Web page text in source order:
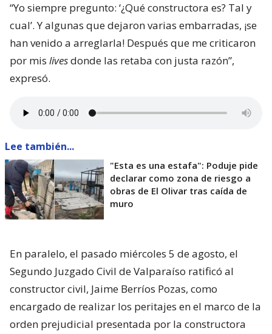
“Yo siempre pregunto: ‘¿Qué constructora es? Tal y
cual’. Y algunas que dejaron varias embarradas, ¡se
han venido a arreglarla! Después que me criticaron
por mis livesdonde las retaba con justa razón”,
expresó.
Lee también...
"Esta es una estafa": Poduje pide
declarar como zona de riesgo a
obras de El Olivar tras caída de
muro
En paralelo, el pasado miércoles 5 de agosto, el
Segundo Juzgado Civil de Valparaíso ratificó al
constructor civil, Jaime Berríos Pozas, como
encargado de realizar los peritajes en el marco de la
orden prejudicial presentada por la constructora